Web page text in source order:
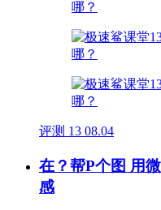
评测 13 08.04
在？帮P个图 用
感